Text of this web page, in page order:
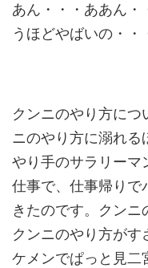
あん・・・ああん・
うほどやばいの・・
クンニのやり方に
ニのやり方に溺れ
やり手のサラリーマ
仕事で、仕事帰りで
きたのです。クン
クンニのやり方が
ケメンでぱっと見二